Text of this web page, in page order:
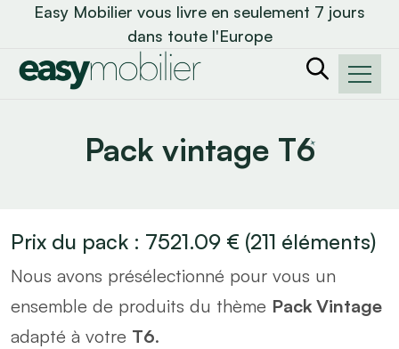
Easy Mobilier vous livre en seulement 7 jours
dans toute l'Europe
Pack vintage T6
Prix du pack : 7521.09 € (211 éléments)
Nous avons présélectionné pour vous un
ensemble de produits du thème Pack Vintage
adapté à votre T6.